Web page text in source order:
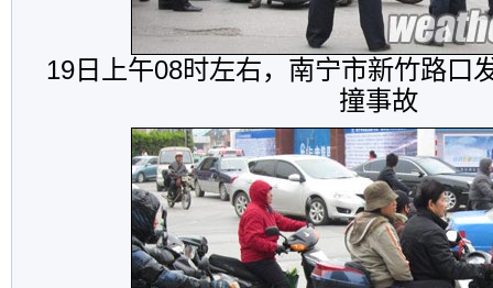
19日上午08时左右，南宁市新竹路口
撞事故